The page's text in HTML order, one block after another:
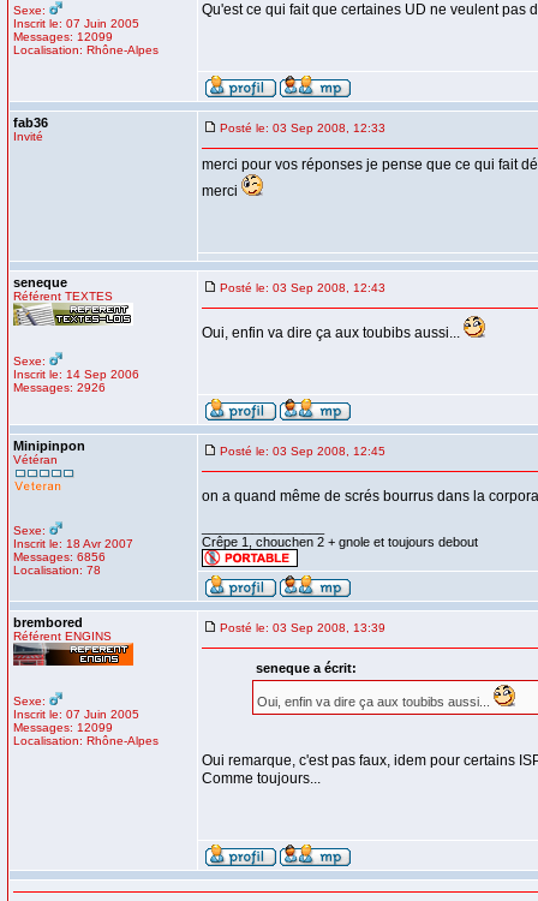
Sexe:
Inscrit le: 07 Juin 2005
Messages: 12099
Localisation: Rhône-Alpes
Qu'est ce qui fait que certaines UD ne veulent pas
fab36
Invité
Posté le: 03 Sep 2008, 12:33
merci pour vos réponses je pense que ce qui fait
merci
seneque
Référent TEXTES
Sexe:
Inscrit le: 14 Sep 2006
Messages: 2926
Posté le: 03 Sep 2008, 12:43
Oui, enfin va dire ça aux toubibs aussi...
Minipinpon
Vétéran
Sexe:
Inscrit le: 18 Avr 2007
Messages: 6856
Localisation: 78
Posté le: 03 Sep 2008, 12:45
on a quand même de scrés bourrus dans la
Crêpe 1, chouchen 2 + gnole et toujours debout
brembored
Référent ENGINS
Sexe:
Inscrit le: 07 Juin 2005
Messages: 12099
Localisation: Rhône-Alpes
Posté le: 03 Sep 2008, 13:39
seneque a écrit:
Oui, enfin va dire ça aux toubibs aussi...
Oui remarque, c'est pas faux, idem pour certains
Comme toujours...